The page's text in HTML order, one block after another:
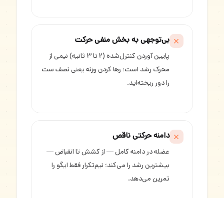
بی‌توجهی به بخش منفی حرکت
پایین آوردن کنترل‌شده (۲ تا ۳ ثانیه) نیمی از
محرک رشد است؛ رها کردن وزنه یعنی نصف ست
را دور ریخته‌اید.
دامنه حرکتی ناقص
عضله در دامنه کامل — از کشش تا انقباض —
بیشترین رشد را می‌کند؛ نیم‌تکرار فقط ایگو را
تمرین می‌دهد.